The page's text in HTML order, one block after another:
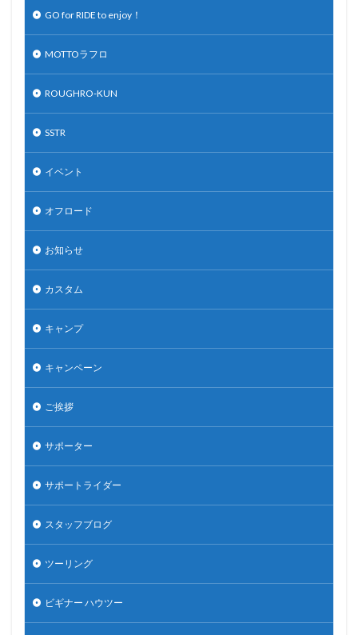
GO for RIDE to enjoy！
MOTTOラフロ
ROUGHRO-KUN
SSTR
イベント
オフロード
お知らせ
カスタム
キャンプ
キャンペーン
ご挨拶
サポーター
サポートライダー
スタッフブログ
ツーリング
ビギナー ハウツー